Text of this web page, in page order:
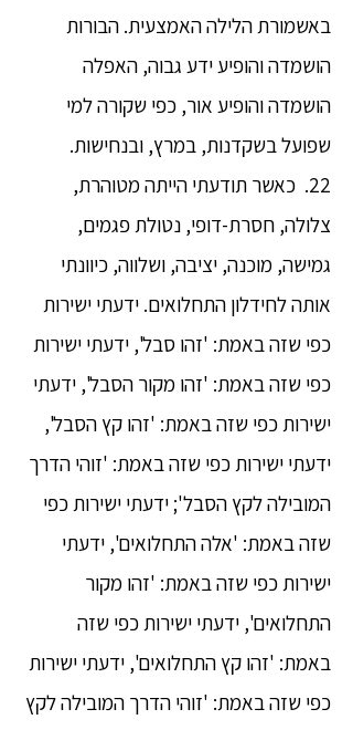
באשמורת הלילה האמצעית. הבורות
הושמדה והופיע ידע גבוה, האפלה
הושמדה והופיע אור, כפי שקורה למי
שפועל בשקדנות, במרץ, ובנחישות.
22. כאשר תודעתי הייתה מטוהרת,
צלולה, חסרת-דופי, נטולת פגמים,
גמישה, מוכנה, יציבה, ושלווה, כיוונתי
אותה לחידלון התחלואים. ידעתי ישירות
כפי שזה באמת: 'זהו סבל', ידעתי ישירות
כפי שזה באמת: 'זהו מקור הסבל', ידעתי
ישירות כפי שזה באמת: 'זהו קץ הסבל',
ידעתי ישירות כפי שזה באמת: 'זוהי הדרך
המובילה לקץ הסבל'; ידעתי ישירות כפי
שזה באמת: 'אלה התחלואים', ידעתי
ישירות כפי שזה באמת: 'זהו מקור
התחלואים', ידעתי ישירות כפי שזה
באמת: 'זהו קץ התחלואים', ידעתי ישירות
כפי שזה באמת: 'זוהי הדרך המובילה לקץ